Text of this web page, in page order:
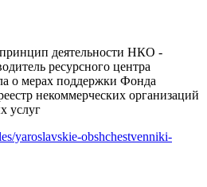
yaroslavskie-obshchestvenniki-